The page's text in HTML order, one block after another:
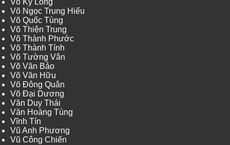
Võ Kỳ Long
Võ Ngọc Trung Hiếu
Võ Quốc Tùng
Võ Thiện Trung
Võ Thành Phước
Võ Thành Tính
Võ Tường Vân
Võ Văn Bảo
Võ Văn Hữu
Võ Đông Quân
Võ Đại Dương
Văn Duy Thái
Văn Hoàng Tùng
Vĩnh Tín
Vũ Anh Phương
Vũ Công Chiến